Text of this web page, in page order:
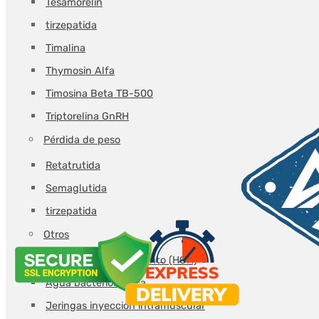
tirzepatida
Timalina
Thymosin Alfa
Timosina Beta TB-500
Triptorelina GnRH
Pérdida de peso
Retatrutida
Semaglutida
tirzepatida
Otros
Hormona del crecimiento (HGH)
Agua bacteriostática
Jeringas inyección intramuscular